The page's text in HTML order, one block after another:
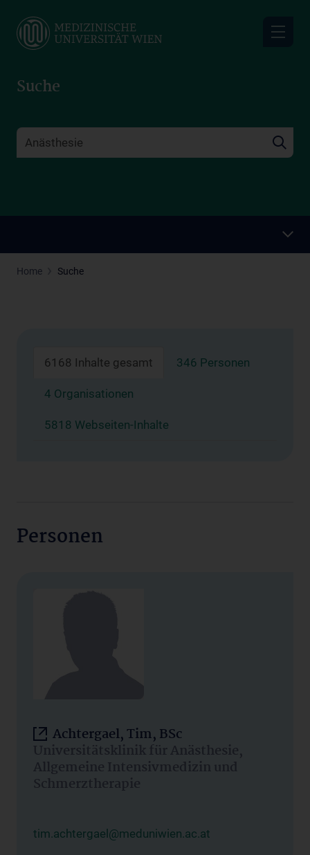
main
Suche
Home Suche
6168 Inhalte gesamt 346 Personen
4 Organisationen
5818 Webseiten-Inhalte
Personen
Achtergael, Tim, BSc
Universitätsklinik für Anästhesie,
Allgemeine Intensivmedizin und
Schmerztherapie
tim.achtergael@meduniwien.ac.at